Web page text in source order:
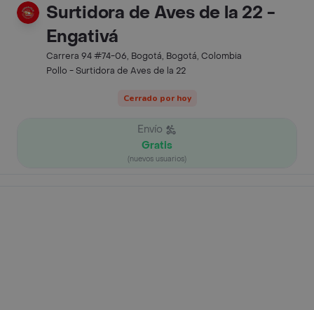
Surtidora de Aves de la 22 -
Engativá
Carrera 94 #74-06, Bogotá, Bogotá, Colombia
Pollo - Surtidora de Aves de la 22
Cerrado por hoy
Envío
Gratis
(nuevos usuarios)